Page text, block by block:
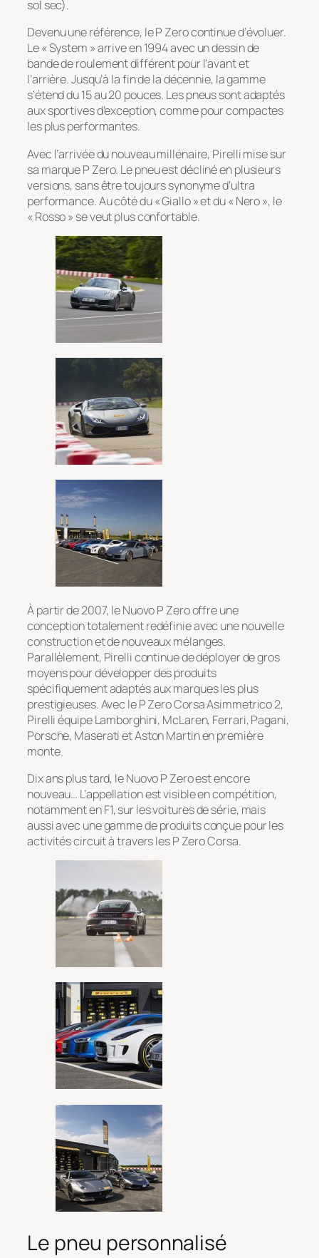
sol sec).
Devenu une référence, le P Zero continue d’évoluer.
Le « System » arrive en 1994 avec un dessin de
bande de roulement différent pour l’avant et
l’arrière. Jusqu’à la fin de la décennie, la gamme
s’étend du 15 au 20 pouces. Les pneus sont adaptés
aux sportives d’exception, comme pour compactes
les plus performantes.
Avec l’arrivée du nouveau millénaire, Pirelli mise sur
sa marque P Zero. Le pneu est décliné en plusieurs
versions, sans être toujours synonyme d’ultra
performance. Au côté du « Giallo » et du « Nero », le
« Rosso » se veut plus confortable.
À partir de 2007, le Nuovo P Zero offre une
conception totalement redéfinie avec une nouvelle
construction et de nouveaux mélanges.
Parallèlement, Pirelli continue de déployer de gros
moyens pour développer des produits
spécifiquement adaptés aux marques les plus
prestigieuses. Avec le P Zero Corsa Asimmetrico 2,
Pirelli équipe Lamborghini, McLaren, Ferrari, Pagani,
Porsche, Maserati et Aston Martin en première
monte.
Dix ans plus tard, le Nuovo P Zero est encore
nouveau… L’appellation est visible en compétition,
notamment en F1, sur les voitures de série, mais
aussi avec une gamme de produits conçue pour les
activités circuit à travers les P Zero Corsa.
Le pneu personnalisé